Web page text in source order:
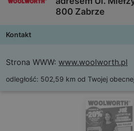
800 Zabrze
Kontakt
Strona WWW: www.woolworth.pl
odległość: 502,59 km od Twojej